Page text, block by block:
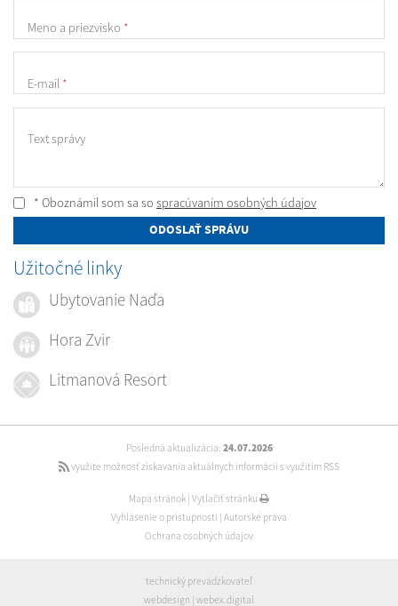
Meno a priezvisko *
E-mail *
Text správy
* Oboznámil som sa so spracúvaním osobných údajov
ODOSLAŤ SPRÁVU
Užitočné linky
Ubytovanie Naďa
Hora Zvir
Litmanová Resort
Posledná aktualizácia: 24.07.2026
využite možnosť získavania aktuálnych informácií s využitím RSS
Mapa stránok Vytlačiť stránku
Vyhlásenie o prístupnosti Autorské práva
Ochrana osobných údajov
technický prevádzkovateľ
webdesign webex.digital